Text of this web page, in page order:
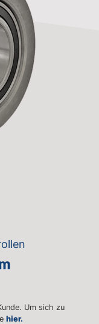
Um sich zu
hier.